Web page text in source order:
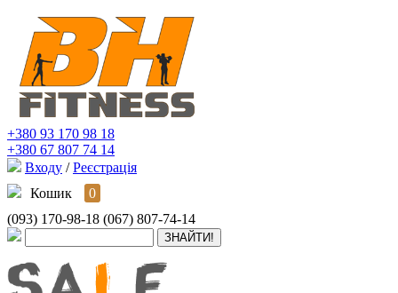
+380 93 170 98 18
+380 67 807 74 14
Входу / Реєстрація
Кошик
0
(093) 170-98-18 (067) 807-74-14